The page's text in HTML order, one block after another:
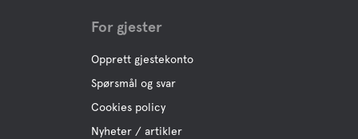
For gjester
Opprett gjestekonto
Spørsmål og svar
Cookies policy
Nyheter / artikler